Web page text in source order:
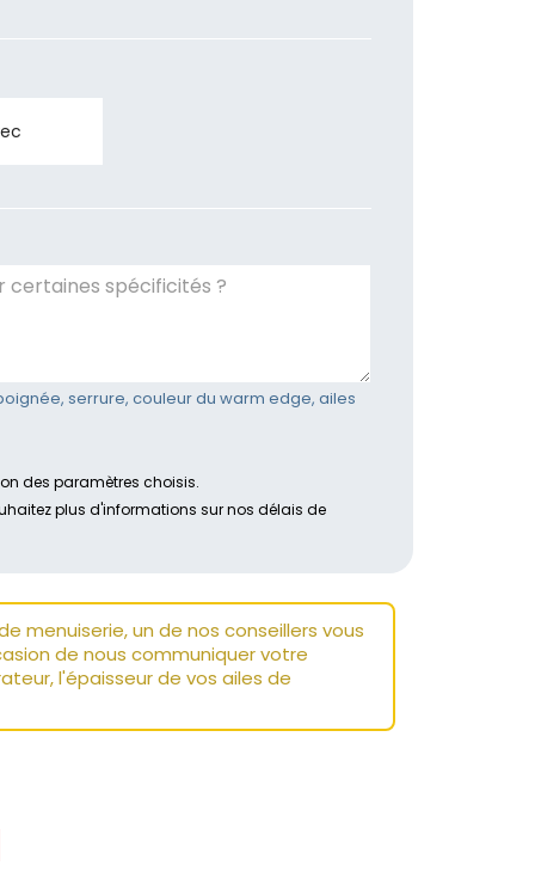
serrure, couleur du warm edge, ailes
des paramètres choisis.
plus d'informations sur nos délais de
menuiserie, un de nos conseillers vous
de nous communiquer votre
l'épaisseur de vos ailes de